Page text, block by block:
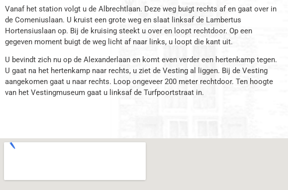
Vanaf het station volgt u de Albrechtlaan. Deze weg buigt rechts af en gaat over in
de Comeniuslaan. U kruist een grote weg en slaat linksaf de Lambertus
Hortensiuslaan op. Bij de kruising steekt u over en loopt rechtdoor. Op een
gegeven moment buigt de weg licht af naar links, u loopt die kant uit.
U bevindt zich nu op de Alexanderlaan en komt even verder een hertenkamp tegen.
U gaat na het hertenkamp naar rechts, u ziet de Vesting al liggen. Bij de Vesting
aangekomen gaat u naar rechts. Loop ongeveer 200 meter rechtdoor. Ten hoogte
van het Vestingmuseum gaat u linksaf de Turfpoortstraat in.